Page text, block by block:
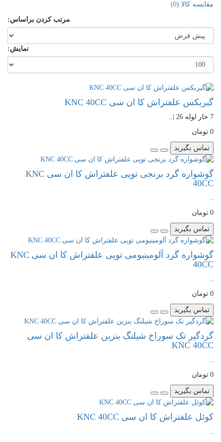
مقایسه کالا (0)
مرتب کردن براساس:
نمایش:
گیربکس علفتراش کا ان سی KNC 40CC
7 خار لوله 26 |..
0 تومان
تماس بگیرید
گوشواره گرد برنجی توپی علفتراش کا ان سی KNC
40CC
..
0 تومان
تماس بگیرید
گوشواره گرد آلومینیومی توپی علفتراش کا ان سی KNC
40CC
..
0 تومان
تماس بگیرید
گردگیر تک سوراخ شیلنگ بنزین علفتراش کا ان سی
KNC 40CC
..
0 تومان
تماس بگیرید
کوئل علفتراش کا ان سی KNC 40CC
..